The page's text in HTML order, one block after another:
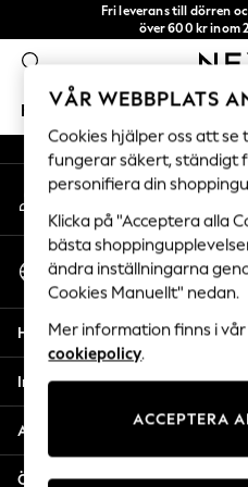
Fri leverans till dörren
över 600 kr inom
FLICKOR POJKAR
GIRLS
New In
50 - 92cm
98 - 110cm
116 - 134cm
140 - 174cm
Trending: Top &
Trending: Clogs
All Clothing
Coats & Jackets
Sweatshirts &
An error occurred on client
Våra
Mitt konto
Logga in på ditt konto
Välj Språk
Svenska
Hjälp
Integritet & Juridik
Avdelningar
Övriga tjänster
VÅR WEBBPLATS
Cookies hjälper oss att
fungerar säkert, ständigt
personifiera din
Klicka på "Acceptera alla
bästa
ändra inställningarna
Cookies Manuellt" nedan.
Mer information finns i vår
cookiepolicy.
ACCEPTERA